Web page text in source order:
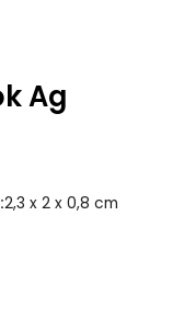
Ag
:2,3 x 2 x 0,8 cm